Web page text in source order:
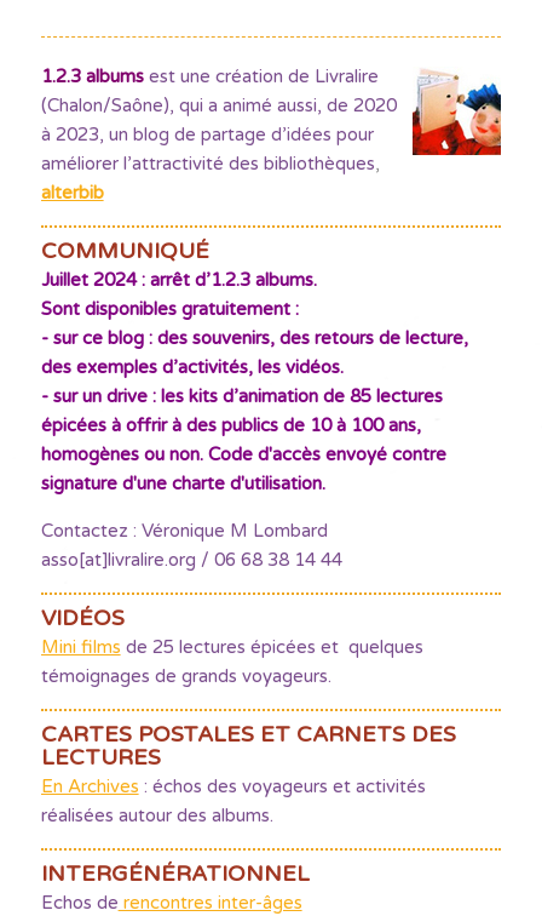
1.2.3 albumsest une création de Livralire
(Chalon/Saône), qui a animé aussi, de 2020
à 2023, un blog de partage d’idées pour
améliorer l’attractivité des bibliothèques,
alterbib
COMMUNIQUÉ
Juillet 2024 : arrêt d’1.2.3 albums.
Sont disponibles gratuitement :
- sur ce blog : des souvenirs, des retours de lecture,
des exemples d’activités, les vidéos.
- sur un drive : les kits d’animation de 85 lectures
épicées à offrir à des publics de 10 à 100 ans,
homogènes ou non. Code d'accès envoyé contre
signature d'une charte d'utilisation.
Contactez : Véronique M Lombard
asso[at]livralire.org / 06 68 38 14 44
VIDÉOS
Mini films de 25 lectures épicées et quelques
témoignages de grands voyageurs.
CARTES POSTALES ET CARNETS DES
LECTURES
En Archives : échos des voyageurs et activités
réalisées autour des albums.
INTERGÉNÉRATIONNEL
Echos de rencontres inter-âges